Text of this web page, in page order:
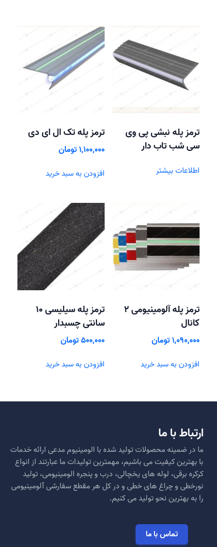
ترمز پله نبشی پی وی
سی شب تاب دار
اطلاعات بیشتر
ترمز پله تک ال ای دی
1,100,000تومان
افزودن به سبد خرید
ترمز پله آلومینیومی 2
کانال
1,090,000تومان
افزودن به سبد خرید
ترمز پله سیلیسی 10
سانتی چسبدار
500,000تومان
افزودن به سبد خرید
ارتباط با ما
ما در ضمینه محصولات تولید شده با الومینیوم مدعی ارائه خدمات
با بهترین کیفیت می باشیم، مهمترین تولیدات ما عبارتند از انواع
کرکره برقی، لوله های یخچالی، درب و پنجره الومینیومی، تولید
نورخطی و چراغ های خطی و در کل هر مقطع سفارشی آلومینیومی
را به بهترین نحو تولید می کنیم.
تماس با ما